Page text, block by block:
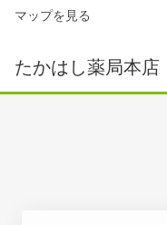
マップを見る
たかはし薬局本店